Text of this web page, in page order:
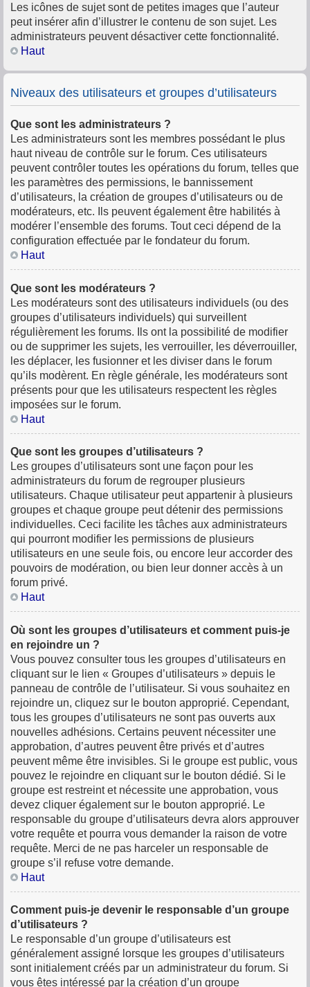
Les icônes de sujet sont de petites images que l’auteur
peut insérer afin d’illustrer le contenu de son sujet. Les
administrateurs peuvent désactiver cette fonctionnalité.
Haut
Niveaux des utilisateurs et groupes d’utilisateurs
Que sont les administrateurs ?
Les administrateurs sont les membres possédant le plus
haut niveau de contrôle sur le forum. Ces utilisateurs
peuvent contrôler toutes les opérations du forum, telles que
les paramètres des permissions, le bannissement
d’utilisateurs, la création de groupes d’utilisateurs ou de
modérateurs, etc. Ils peuvent également être habilités à
modérer l’ensemble des forums. Tout ceci dépend de la
configuration effectuée par le fondateur du forum.
Haut
Que sont les modérateurs ?
Les modérateurs sont des utilisateurs individuels (ou des
groupes d’utilisateurs individuels) qui surveillent
régulièrement les forums. Ils ont la possibilité de modifier
ou de supprimer les sujets, les verrouiller, les déverrouiller,
les déplacer, les fusionner et les diviser dans le forum
qu’ils modèrent. En règle générale, les modérateurs sont
présents pour que les utilisateurs respectent les règles
imposées sur le forum.
Haut
Que sont les groupes d’utilisateurs ?
Les groupes d’utilisateurs sont une façon pour les
administrateurs du forum de regrouper plusieurs
utilisateurs. Chaque utilisateur peut appartenir à plusieurs
groupes et chaque groupe peut détenir des permissions
individuelles. Ceci facilite les tâches aux administrateurs
qui pourront modifier les permissions de plusieurs
utilisateurs en une seule fois, ou encore leur accorder des
pouvoirs de modération, ou bien leur donner accès à un
forum privé.
Haut
Où sont les groupes d’utilisateurs et comment puis-je
en rejoindre un ?
Vous pouvez consulter tous les groupes d’utilisateurs en
cliquant sur le lien « Groupes d’utilisateurs » depuis le
panneau de contrôle de l’utilisateur. Si vous souhaitez en
rejoindre un, cliquez sur le bouton approprié. Cependant,
tous les groupes d’utilisateurs ne sont pas ouverts aux
nouvelles adhésions. Certains peuvent nécessiter une
approbation, d’autres peuvent être privés et d’autres
peuvent même être invisibles. Si le groupe est public, vous
pouvez le rejoindre en cliquant sur le bouton dédié. Si le
groupe est restreint et nécessite une approbation, vous
devez cliquer également sur le bouton approprié. Le
responsable du groupe d’utilisateurs devra alors approuver
votre requête et pourra vous demander la raison de votre
requête. Merci de ne pas harceler un responsable de
groupe s’il refuse votre demande.
Haut
Comment puis-je devenir le responsable d’un groupe
d’utilisateurs ?
Le responsable d’un groupe d’utilisateurs est
généralement assigné lorsque les groupes d’utilisateurs
sont initialement créés par un administrateur du forum. Si
vous êtes intéressé par la création d’un groupe